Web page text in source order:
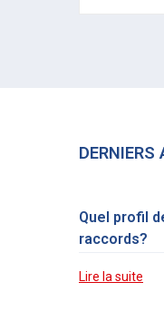
DERNIERS
Quel profil
raccords?
Lire la suite